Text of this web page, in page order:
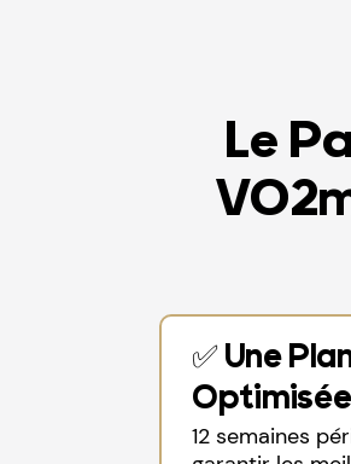
Le
✅ Une
Optimisée
12 semaines